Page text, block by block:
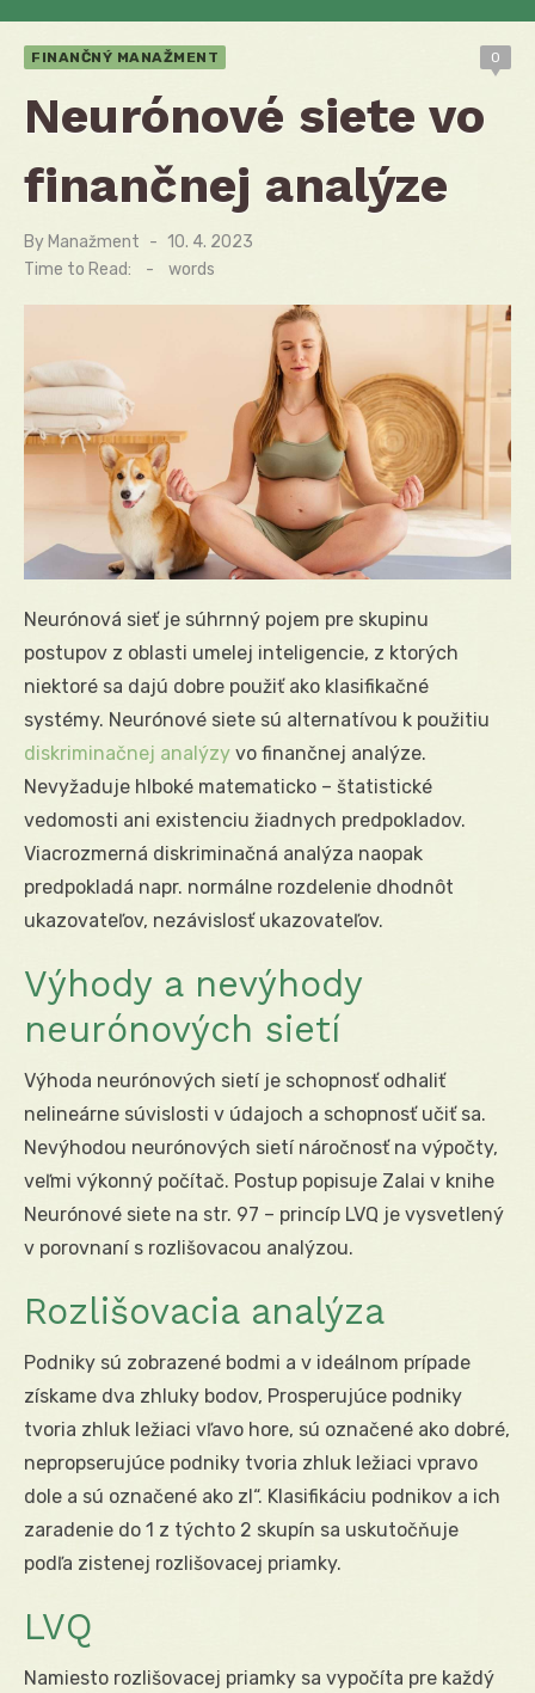
FINANČNÝ MANAŽMENT 0
Neurónové siete vo
finančnej analýze
By Manažment
Posted
on
10. 4. 2023
Time to Read:
- words
Neurónová sieť je súhrnný pojem pre skupinu
postupov z oblasti umelej inteligencie, z ktorých
niektoré sa dajú dobre použiť ako klasifikačné
systémy. Neurónové siete sú alternatívou k použitiu
diskriminačnej analýzy vo finančnej analýze.
Nevyžaduje hlboké matematicko – štatistické
vedomosti ani existenciu žiadnych predpokladov.
Viacrozmerná diskriminačná analýza naopak
predpokladá napr. normálne rozdelenie dhodnôt
ukazovateľov, nezávislosť ukazovateľov.
Výhody a nevýhody
neurónových sietí
Výhoda neurónových sietí je schopnosť odhaliť
nelineárne súvislosti v údajoch a schopnosť učiť sa.
Nevýhodou neurónových sietí náročnosť na výpočty,
veľmi výkonný počítač. Postup popisuje Zalai v knihe
Neurónové siete na str. 97 – princíp LVQ je vysvetlený
v porovnaní s rozlišovacou analýzou.
Rozlišovacia analýza
Podniky sú zobrazené bodmi a v ideálnom prípade
získame dva zhluky bodov, Prosperujúce podniky
tvoria zhluk ležiaci vľavo hore, sú označené ako dobré,
nepropserujúce podniky tvoria zhluk ležiaci vpravo
dole a sú označené ako zl“. Klasifikáciu podnikov a ich
zaradenie do 1 z týchto 2 skupín sa uskutočňuje
podľa zistenej rozlišovacej priamky.
LVQ
Namiesto rozlišovacej priamky sa vypočíta pre každý